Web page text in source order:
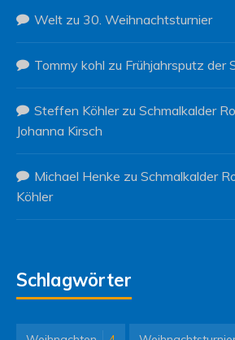
Welt zu 30. Weihnachtsturnier
Tommy kohl zu Frühjahrsputz der
Steffen Köhlerzu Schmalkalder
Johanna Kirsch
Michael Henke zu Schmalkalder
Köhler
Schlagwörter